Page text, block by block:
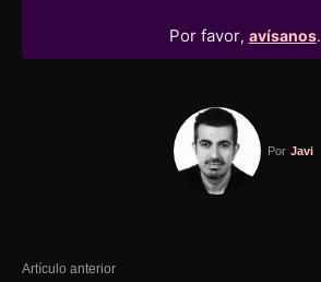
Por favor, avísanos.
Por Javi
Artículo anterior